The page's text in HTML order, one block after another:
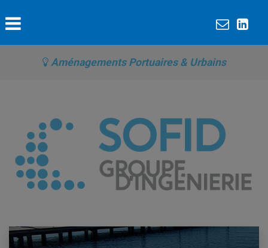
Aménagements Portuaires & Urbains